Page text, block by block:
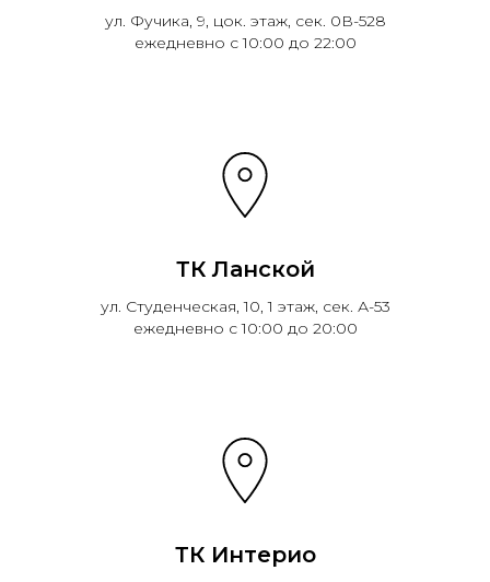
ул. Фучика, 9, цок. этаж, сек. 0В-528
ежедневно с 10:00 до 22:00
ТК Ланской
ул. Студенческая, 10, 1 этаж, сек. А-53
ежедневно с 10:00 до 20:00
ТК Интерио